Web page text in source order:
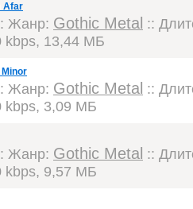
Afar
Жанр: Gothic Metal ::
kbps, 13,44 МБ
Жанр: Gothic Metal ::
kbps, 3,09 МБ
Жанр: Gothic Metal ::
kbps, 9,57 МБ